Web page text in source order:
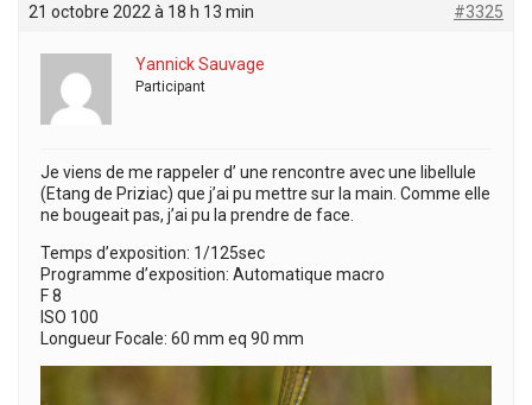
21 octobre 2022 à 18 h 13 min #3325
Yannick Sauvage
Participant
Je viens de me rappeler d’ une rencontre avec une libellule
(Etang de Priziac) que j’ai pu mettre sur la main. Comme elle
ne bougeait pas, j’ai pu la prendre de face.
Temps d’exposition: 1/125sec
Programme d’exposition: Automatique macro
F 8
ISO 100
Longueur Focale: 60 mm eq 90 mm